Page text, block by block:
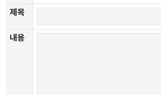
제목
내용